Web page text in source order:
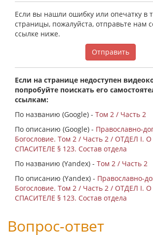
Если вы нашли ошибку или опечатку в
страницы, пожалуйста, отправьте нам
ссылке ниже.
Отправить
Если на странице недоступен
попробуйте поискать его
ссылкам:
По названию (Google) - Том 2 / Часть 2
По описанию (Google) - Православно-
Богословие. Том 2 / Часть 2 / ОТДЕЛ I.
СПАСИТЕЛЕ § 123. Состав отдела
По названию (Yandex) - Том 2 / Часть 2
По описанию (Yandex) - Православно-
Богословие. Том 2 / Часть 2 / ОТДЕЛ I.
СПАСИТЕЛЕ § 123. Состав отдела
Вопрос-ответ